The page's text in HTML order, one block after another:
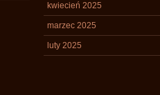
kwiecień 2025
marzec 2025
luty 2025